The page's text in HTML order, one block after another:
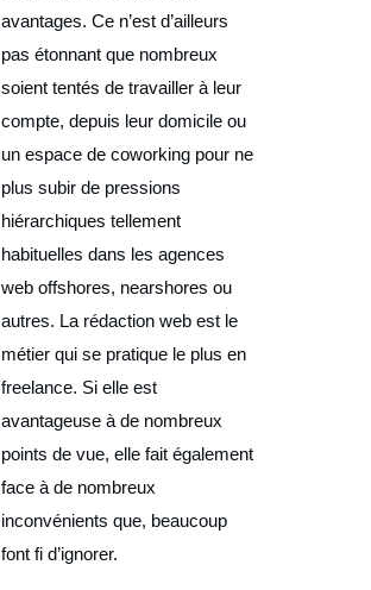
avantages. Ce n’est d’ailleurs
pas étonnant que nombreux
soient tentés de travailler à leur
compte, depuis leur domicile ou
un espace de coworking pour ne
plus subir de pressions
hiérarchiques tellement
habituelles dans les agences
web offshores, nearshores ou
autres. La rédaction web est le
métier qui se pratique le plus en
freelance. Si elle est
avantageuse à de nombreux
points de vue, elle fait également
face à de nombreux
inconvénients que, beaucoup
font fi d’ignorer.